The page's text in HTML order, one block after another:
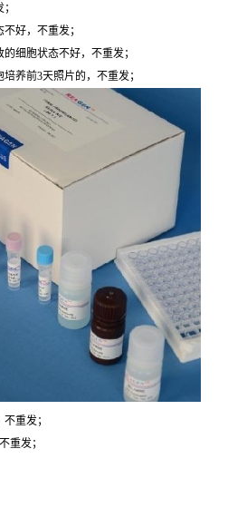
好，不重发；
细胞状态不好，不重发；
养前3天照片的，不重发；
重发；
重发；